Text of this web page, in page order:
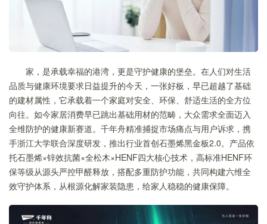
家，是承载幸福的港湾，更是守护健康的堡垒。在人们对生活
品质与健康环境要求日益提升的今天，一张好板，早已超越了基础
的建材属性，它承载着一个家庭对安全、环保、舒适生活的全方位
向往。如今家居消费早已跳出基础用材的范畴，大众需求全面迈入
全维防护的健康新赛道。千年舟精准捕捉市场痛点与用户诉求，携
手浙江大学联合深度研发，推出行业首创石墨烯黑金板2.0。产品依
托石墨烯×锌效抗菌×全松木×HENF四大核心技术，高标准HENF环
保等级从源头严控甲醛释放，搭配多重防护功能，共同构建六维全
效守护体系，从根源化解家装隐患，给家人稳稳的健康保障。